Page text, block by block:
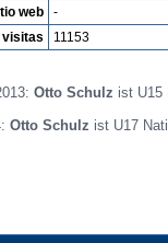
web
-
visitas
11153
Otto Schulz ist U15
Otto Schulz ist U17